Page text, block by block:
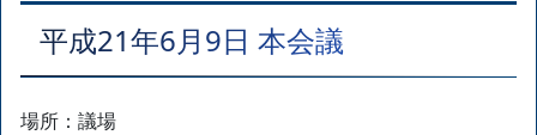
平成21年6月9日 本会議
場所：議場